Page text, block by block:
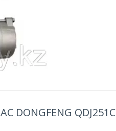
DONGFENG QDJ251C